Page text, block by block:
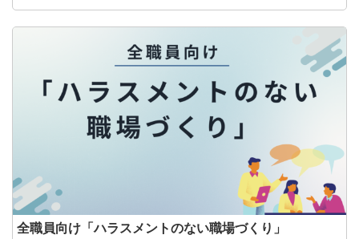
全職員向け「ハラスメントのない職場づくり」